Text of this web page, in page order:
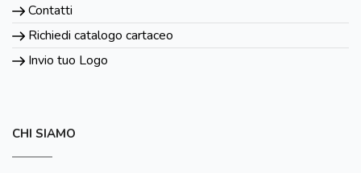
Contatti
Richiedi catalogo cartaceo
Invio tuo Logo
CHI SIAMO